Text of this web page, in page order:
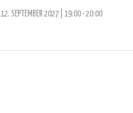
12. SEPTEMBER 2027 | 19:00-20:00